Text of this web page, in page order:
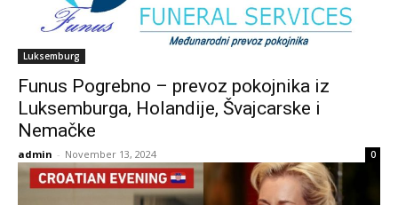
Luksemburg
Funus Pogrebno – prevoz pokojnika iz
Luksemburga, Holandije, Švajcarske i
Nemačke
admin - November 13, 2024 0